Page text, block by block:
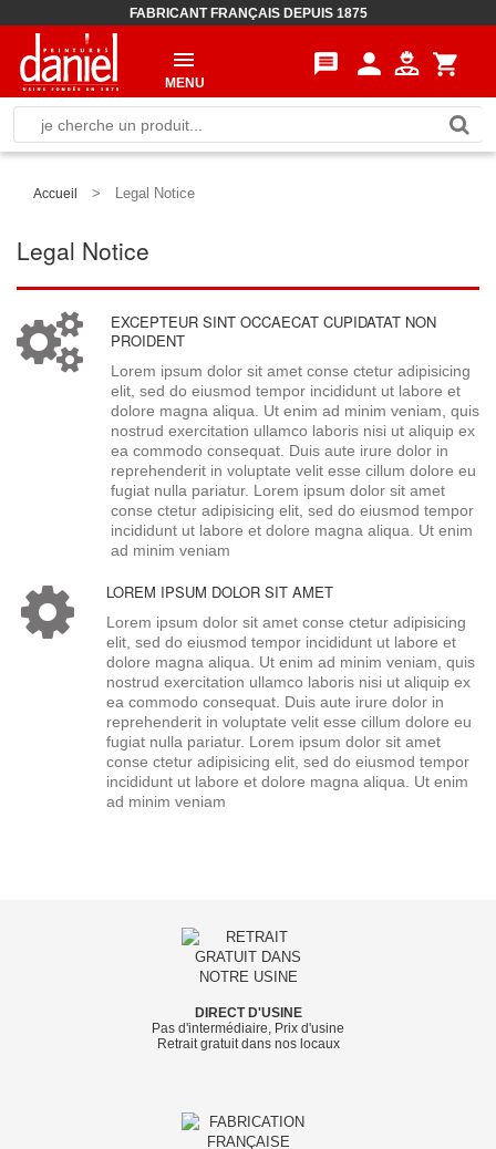
FABRICANT FRANÇAIS DEPUIS 1875
message person shopping_cart
MENU
Accueil > Legal Notice
Legal Notice
EXCEPTEUR SINT OCCAECAT CUPIDATAT NON
PROIDENT
Lorem ipsum dolor sit amet conse ctetur adipisicing
elit, sed do eiusmod tempor incididunt ut labore et
dolore magna aliqua. Ut enim ad minim veniam, quis
nostrud exercitation ullamco laboris nisi ut aliquip ex
ea commodo consequat. Duis aute irure dolor in
reprehenderit in voluptate velit esse cillum dolore eu
fugiat nulla pariatur. Lorem ipsum dolor sit amet
conse ctetur adipisicing elit, sed do eiusmod tempor
incididunt ut labore et dolore magna aliqua. Ut enim
ad minim veniam
LOREM IPSUM DOLOR SIT AMET
Lorem ipsum dolor sit amet conse ctetur adipisicing
elit, sed do eiusmod tempor incididunt ut labore et
dolore magna aliqua. Ut enim ad minim veniam, quis
nostrud exercitation ullamco laboris nisi ut aliquip ex
ea commodo consequat. Duis aute irure dolor in
reprehenderit in voluptate velit esse cillum dolore eu
fugiat nulla pariatur. Lorem ipsum dolor sit amet
conse ctetur adipisicing elit, sed do eiusmod tempor
incididunt ut labore et dolore magna aliqua. Ut enim
ad minim veniam
DIRECT D'USINE
Pas d'intermédiaire, Prix d'usine
Retrait gratuit dans nos locaux